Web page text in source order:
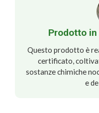
Prodotto
Questo prodotto è
certificato,
sostanze chimiche
e